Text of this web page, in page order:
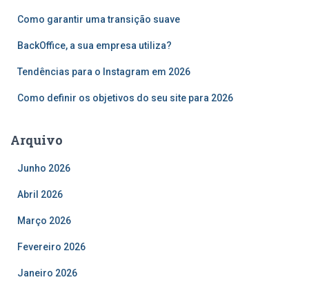
Como garantir uma transição suave
BackOffice, a sua empresa utiliza?
Tendências para o Instagram em 2026
Como definir os objetivos do seu site para 2026
Arquivo
Junho 2026
Abril 2026
Março 2026
Fevereiro 2026
Janeiro 2026